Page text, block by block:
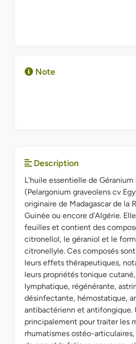
Note
Description
L'huile essentielle de Géranium
(Pelargonium graveolens cv
originaire de Madagascar de la
Guinée ou encore d'Algérie.
feuilles et contient des
citronellol, le géraniol et le
citronellyle. Ces composés
leurs effets thérapeutiques,
leurs propriétés tonique
lymphatique, régénérante,
désinfectante, hémostatique,
antibactérienn et antifongique.
principalement pour traiter les
rhumatismes ostéo-